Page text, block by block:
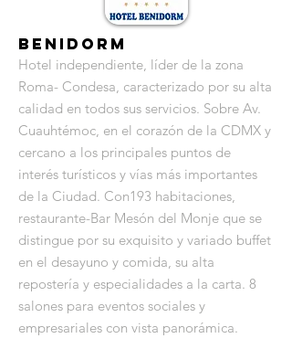
Benidorm
Hotel independiente, líder de la zona
Roma- Condesa, caracterizado por su alta
calidad en todos sus servicios. Sobre Av.
Cuauhtémoc, en el corazón de la CDMX y
cercano a los principales puntos de
interés turísticos y vías más importantes
de la Ciudad. Con193 habitaciones,
restaurante-Bar Mesón del Monje que se
distingue por su exquisito y variado buffet
en el desayuno y comida, su alta
repostería y especialidades a la carta. 8
salones para eventos sociales y
empresariales con vista panorámica.